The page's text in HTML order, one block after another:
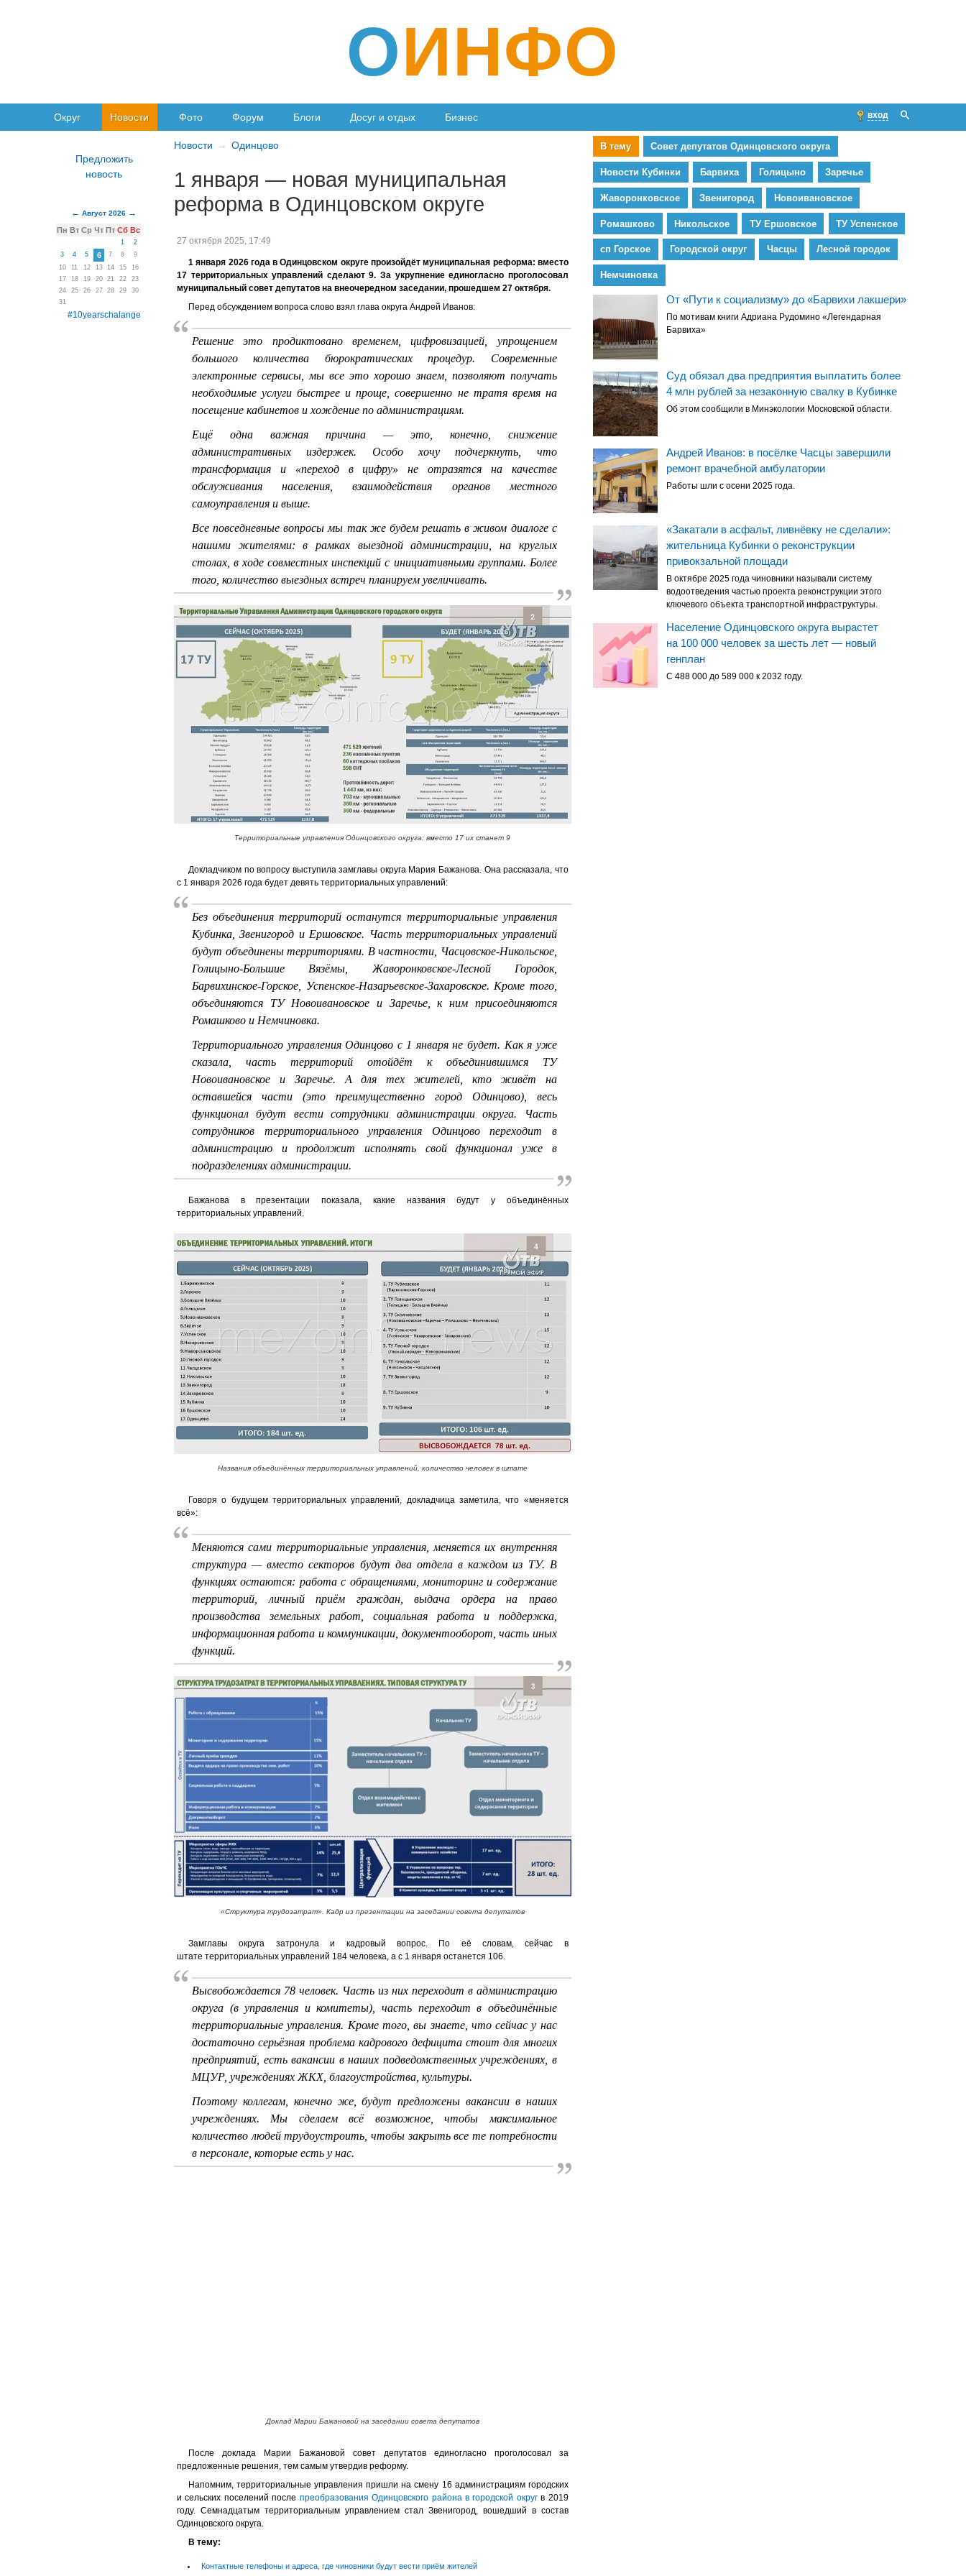
ОИНФО
Округ Новости Фото Форум Блоги Досуг и отдых Бизнес вход
Новости Одинцово
1 января — новая муниципальная
реформа в Одинцовском округе
27 октября 2025, 17:49
1 января 2026 года в Одинцовском округе произойдёт муниципальная реформа: вместо
17 территориальных управлений сделают 9. За укрупнение единогласно проголосовал
муниципальный совет депутатов на внеочередном заседании, прошедшем 27 октября.
Перед обсуждением вопроса слово взял глава округа Андрей Иванов:
Решение это продиктовано временем, цифровизацией, упрощением
большого количества бюрократических процедур. Современные
электронные сервисы, мы все это хорошо знаем, позволяют получать
необходимые услуги быстрее и проще, совершенно не тратя время на
посещение кабинетов и хождение по администрациям.
Ещё одна важная причина — это, конечно, снижение
административных издержек. Особо хочу подчеркнуть, что
трансформация и «переход в цифру» не отразятся на качестве
обслуживания населения, взаимодействия органов местного
самоуправления и выше.
Все повседневные вопросы мы так же будем решать в живом диалоге с
нашими жителями: в рамках выездной администрации, на круглых
столах, в ходе совместных инспекций с инициативными группами. Более
того, количество выездных встреч планируем увеличивать.
Территориальные управления Одинцовского округа: вместо 17 их станет 9
Докладчиком по вопросу выступила замглавы округа Мария Бажанова. Она рассказала, что
с 1 января 2026 года будет девять территориальных управлений:
Без объединения территорий останутся территориальные управления
Кубинка, Звенигород и Ершовское. Часть территориальных управлений
будут объединены территориями. В частности, Часцовское-Никольское,
Голицыно-Большие Вязёмы, Жаворонковское-Лесной Городок,
Барвихинское-Горское, Успенское-Назарьевское-Захаровское. Кроме того,
объединяются ТУ Новоивановское и Заречье, к ним присоединяются
Ромашково и Немчиновка.
Территориального управления Одинцово с 1 января не будет. Как я уже
сказала, часть территорий отойдёт к объединившимся ТУ
Новоивановское и Заречье. А для тех жителей, кто живёт на
оставшейся части (это преимущественно город Одинцово), весь
функционал будут вести сотрудники администрации округа. Часть
сотрудников территориального управления Одинцово переходит в
администрацию и продолжит исполнять свой функционал уже в
подразделениях администрации.
Бажанова в презентации показала, какие названия будут у объединённых
территориальных управлений.
Названия объединённых территориальных управлений, количество человек в штате
Говоря о будущем территориальных управлений, докладчица заметила, что «меняется
всё»:
Меняются сами территориальные управления, меняется их внутренняя
структура — вместо секторов будут два отдела в каждом из ТУ. В
функциях остаются: работа с обращениями, мониторинг и содержание
территорий, личный приём граждан, выдача ордера на право
производства земельных работ, социальная работа и поддержка,
информационная работа и коммуникации, документооборот, часть иных
функций.
«Структура трудозатрат». Кадр из презентации на заседании совета депутатов
Замглавы округа затронула и кадровый вопрос. По её словам, сейчас в
штате территориальных управлений 184 человека, а с 1 января останется 106.
Высвобождается 78 человек. Часть из них переходит в администрацию
округа (в управления и комитеты), часть переходит в объединённые
территориальные управления. Кроме того, вы знаете, что сейчас у нас
достаточно серьёзная проблема кадрового дефицита стоит для многих
предприятий, есть вакансии в наших подведомственных учреждениях, в
МЦУР, учреждениях ЖКХ, благоустройства, культуры.
Поэтому коллегам, конечно же, будут предложены вакансии в наших
учреждениях. Мы сделаем всё возможное, чтобы максимальное
количество людей трудоустроить, чтобы закрыть все те потребности
в персонале, которые есть у нас.
Доклад Марии Бажановой на заседании совета депутатов
После доклада Марии Бажановой совет депутатов единогласно проголосовал за
предложенные решения, тем самым утвердив реформу.
Напомним, территориальные управления пришли на смену 16 администрациям городских
и сельских поселений после преобразования Одинцовского района в городской округв 2019
году. Семнадцатым территориальным управлением стал Звенигород, вошедший в состав
Одинцовского округа.
В тему:
Контактные телефоны и адреса, где чиновники будут вести приём жителей
Август 2026
Пн Вт Ср Чт Пт Сб Вс
1
2
3
4 5 6 7 8
9
10
11 12 13 14 15
16
17
18 19 20 21 22
23
24
25 26 27 28 29
30
31
#10yearschalange
В тему Совет депутатов Одинцовского округа
Новости Кубинки Барвиха Голицыно Заречье
Жаворонковское Звенигород Новоивановское
Ромашково Никольское ТУ Ершовское ТУ Успенское
сп Горское Городской округ Часцы Лесной городок
Немчиновка
От «Пути к социализму» до «Барвихи лакшери»
По мотивам книги Адриана Рудомино «Легендарная
Барвиха»
Суд обязал два предприятия выплатить более
4 млн рублей за незаконную свалку в Кубинке
Об этом сообщили в Минэкологии Московской области.
Андрей Иванов: в посёлке Часцы завершили
ремонт врачебной амбулатории
Работы шли с осени 2025 года.
«Закатали в асфальт, ливнёвку не сделали»:
жительница Кубинки о реконструкции
привокзальной площади
В октябре 2025 года чиновники называли систему
водоотведения частью проекта реконструкции этого
ключевого объекта транспортной инфраструктуры.
Население Одинцовского округа вырастет
на 100 000 человек за шесть лет — новый
генплан
С 488 000 до 589 000 к 2032 году.